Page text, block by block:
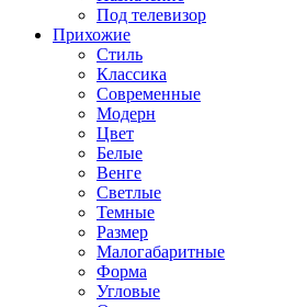
Под телевизор
Прихожие
Стиль
Классика
Современные
Модерн
Цвет
Белые
Венге
Светлые
Темные
Размер
Малогабаритные
Форма
Угловые